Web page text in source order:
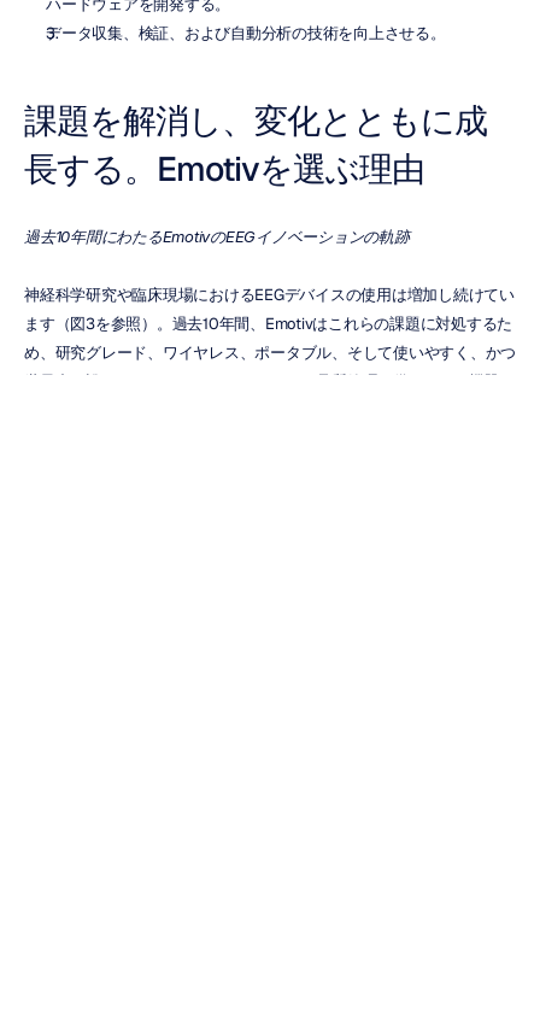
ハードウェアを開発する。
データ収集、検証、および自動分析の技術を向上させる。
課題を解消し、変化とともに成
長する。Emotivを選ぶ理由
過去10年間にわたるEmotivのEEGイノベーションの軌跡
神経科学研究や臨床現場におけるEEGデバイスの使用は増加し続けてい
ます（図3を参照）。過去10年間、Emotivはこれらの課題に対処するた
め、研究グレード、ワイヤレス、ポータブル、そして使いやすく、かつ
世界中の誰でも、どこでもアクセスできる品質管理を備えたEEG機器を